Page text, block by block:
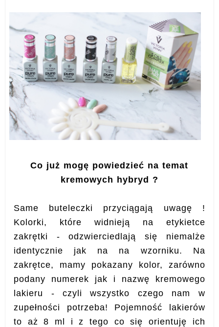
Co już mogę powiedzieć na temat
kremowych hybryd ?
Same buteleczki przyciągają uwagę !
Kolorki, które widnieją na etykietce
zakrętki - odzwierciedlają się niemalże
identycznie jak na na wzorniku. Na
zakrętce, mamy pokazany kolor, zarówno
podany numerek jak i nazwę kremowego
lakieru - czyli wszystko czego nam w
zupełności potrzeba! Pojemność lakierów
to aż 8 ml i z tego co się orientuję ich